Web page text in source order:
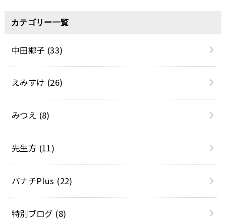
カテゴリー一覧
中田郷子 (33)
えみすけ (26)
みつえ (8)
先生方 (11)
バナチPlus (22)
特別ブログ (8)